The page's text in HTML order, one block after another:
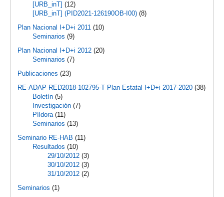
[URB_inT] (12)
[URB_inT] (PID2021-126190OB-I00) (8)
Plan Nacional I+D+i 2011 (10)
Seminarios (9)
Plan Nacional I+D+i 2012 (20)
Seminarios (7)
Publicaciones (23)
RE-ADAP RED2018-102795-T Plan Estatal I+D+i 2017-2020 (38)
Boletín (5)
Investigación (7)
Píldora(11)
Seminarios (13)
Seminario RE-HAB (11)
Resultados (10)
29/10/2012 (3)
30/10/2012 (3)
31/10/2012 (2)
Seminarios (1)